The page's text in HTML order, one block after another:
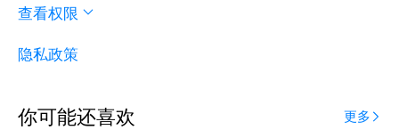
查看权限
隐私政策
你可能还喜欢 更多